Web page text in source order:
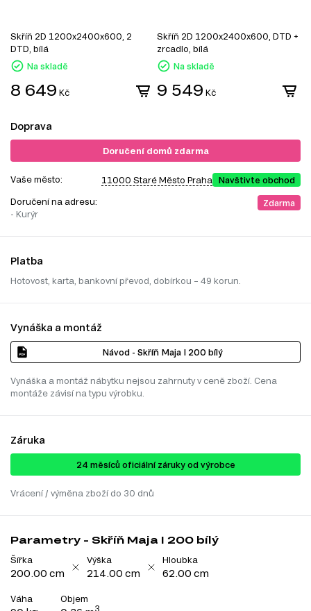
Skříň 2D 1200x2400x600, 2
DTD, bílá
Na skladě
8 649 Kč
Skříň 2D 1200x2400x600, DTD +
zrcadlo, bílá
Na skladě
9 549 Kč
Doprava
Doručení domů zdarma
Vaše město: 11000 Staré Město Praha Navštivte obchod
Doručení na adresu:
- Kurýr
Zdarma
Platba
Hotovost, karta, bankovní převod, dobírkou – 49 korun.
Vynáška a montáž
Návod - Skříň Maja I 200 bílý
Vynáška a montáž nábytku nejsou zahrnuty v ceně zboží. Cena
montáže závisí na typu výrobku.
Záruka
24 ​​​​měsíců oficiální záruky od výrobce
Vrácení / výměna zboží do 30 dnů
Parametry - Skříň Maja I 200 bílý
Šířka
200.00 cm
Výška
214.00 cm
Hloubka
62.00 cm
Váha Objem
3